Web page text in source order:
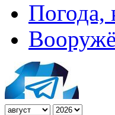
Погода,